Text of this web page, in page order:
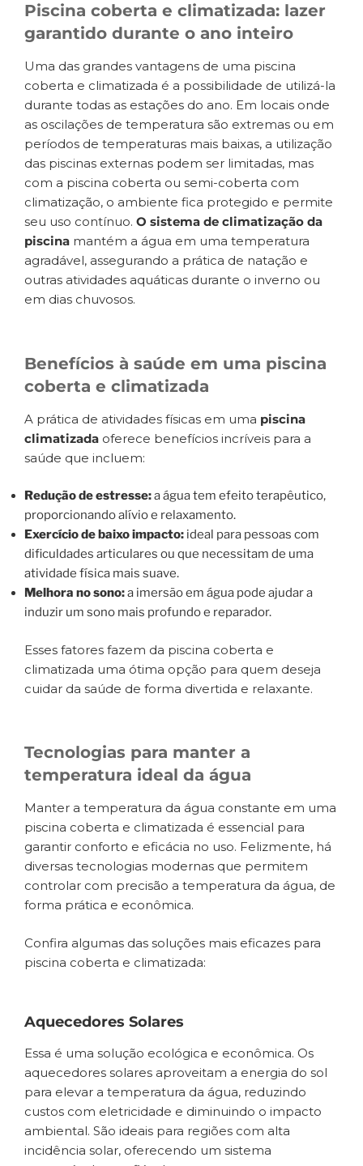
Piscina coberta e climatizada: lazer
garantido durante o ano inteiro
Uma das grandes vantagens de uma piscina
coberta e climatizada é a possibilidade de utilizá-la
durante todas as estações do ano. Em locais onde
as oscilações de temperatura são extremas ou em
períodos de temperaturas mais baixas, a utilização
das piscinas externas podem ser limitadas, mas
com a piscina coberta ou semi-coberta com
climatização, o ambiente fica protegido e permite
seu uso contínuo. O sistema de climatização da
piscina mantém a água em uma temperatura
agradável, assegurando a prática de natação e
outras atividades aquáticas durante o inverno ou
em dias chuvosos.
Benefícios à saúde em uma piscina
coberta e climatizada
A prática de atividades físicas em uma piscina
climatizada oferece benefícios incríveis para a
saúde que incluem:
Redução de estresse:a água tem efeito terapêutico,
proporcionando alívio e relaxamento.
Exercício de baixo impacto: ideal para pessoas com
dificuldades articulares ou que necessitam de uma
atividade física mais suave.
Melhora no sono:a imersão em água pode ajudar a
induzir um sono mais profundo e reparador.
Esses fatores fazem da piscina coberta e
climatizada uma ótima opção para quem deseja
cuidar da saúde de forma divertida e relaxante.
Tecnologias para manter a
temperatura ideal da água
Manter a temperatura da água constante em uma
piscina coberta e climatizada é essencial para
garantir conforto e eficácia no uso. Felizmente, há
diversas tecnologias modernas que permitem
controlar com precisão a temperatura da água, de
forma prática e econômica.
Confira algumas das soluções mais eficazes para
piscina coberta e climatizada:
Aquecedores Solares
Essa é uma solução ecológica e econômica. Os
aquecedores solares aproveitam a energia do sol
para elevar a temperatura da água, reduzindo
custos com eletricidade e diminuindo o impacto
ambiental. São ideais para regiões com alta
incidência solar, oferecendo um sistema